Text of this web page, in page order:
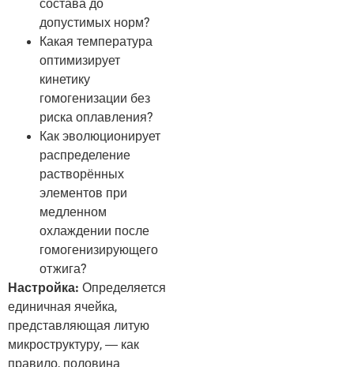
состава до
допустимых норм?
Какая температура
оптимизирует
кинетику
гомогенизации без
риска оплавления?
Как эволюционирует
распределение
растворённых
элементов при
медленном
охлаждении после
гомогенизирующего
отжига?
Настройка: Определяется
единичная ячейка,
представляющая литую
микроструктуру, — как